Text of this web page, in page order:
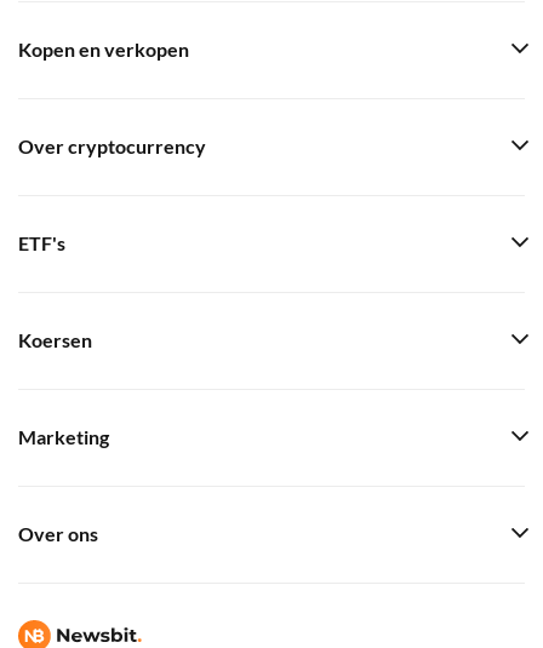
Kopen en verkopen
Over cryptocurrency
ETF's
Koersen
Marketing
Over ons